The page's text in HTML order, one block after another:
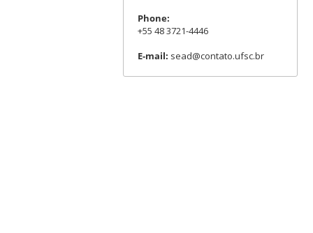
Phone:
+55 48 3721-4446
E-mail: sead@contato.ufsc.br